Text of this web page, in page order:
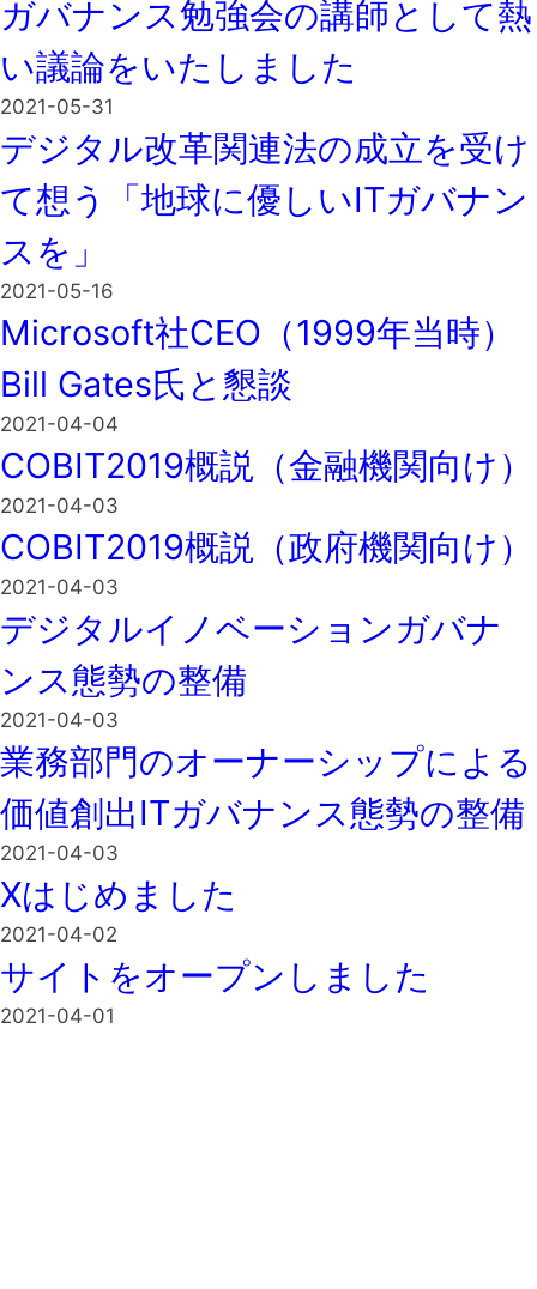
ガバナンス勉強会の講師として熱
い議論をいたしました
2021-05-31
デジタル改革関連法の成立を受け
て想う「地球に優しいITガバナン
スを」
2021-05-16
Microsoft社CEO（1999年当時）
Bill Gates氏と懇談
2021-04-04
COBIT2019概説（金融機関向け）
2021-04-03
COBIT2019概説（政府機関向け）
2021-04-03
デジタルイノベーションガバナ
ンス態勢の整備
2021-04-03
業務部門のオーナーシップによる
価値創出ITガバナンス態勢の整備
2021-04-03
Xはじめました
2021-04-02
サイトをオープンしました
2021-04-01